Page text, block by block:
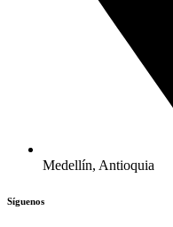
Medellín, Antioquia
Síguenos